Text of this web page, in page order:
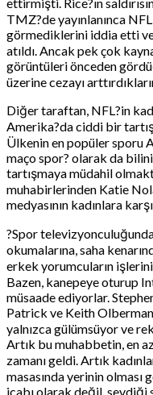
TMZ?de yayınlanınca
görmediklerini iddia etti ve
atıldı. Ancak pek çok
görüntüleri önceden
üzerine cezayı
Diğer taraftan, NFL?in
Amerika?da ciddi bir
Ülkenin en popüler sporu
maço spor? olarak da
tartışmaya müdahil
muhabirlerinden Katie
medyasının kadınlara
?Spor
okumalarına, saha
erkek yorumcuların
Bazen, kanepeye oturup
müsaade ediyorlar.
Patrick ve Keith
yalnızca gülümsüyor ve
Artık bu muhabbetin, en
zamanı geldi. Artık
masasında yerinin olması
icabı olarak değil,